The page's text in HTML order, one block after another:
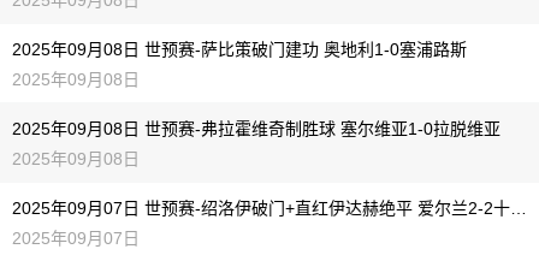
2025年09月08日 世预赛-萨比策破门建功 奥地利1-0塞浦路斯
2025年09月08日
2025年09月08日 世预赛-弗拉霍维奇制胜球 塞尔维亚1-0拉脱维亚
2025年09月08日
2025年09月07日